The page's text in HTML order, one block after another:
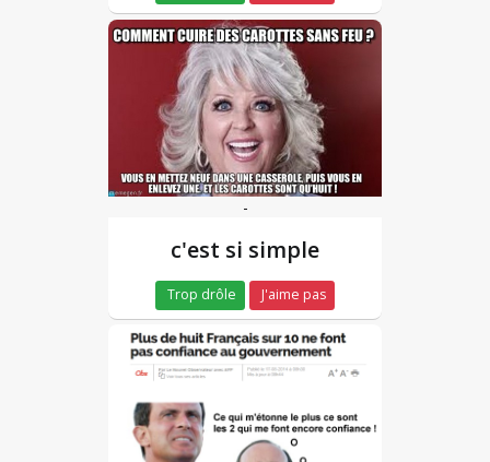
-
c'est si simple
Trop drôle J'aime pas